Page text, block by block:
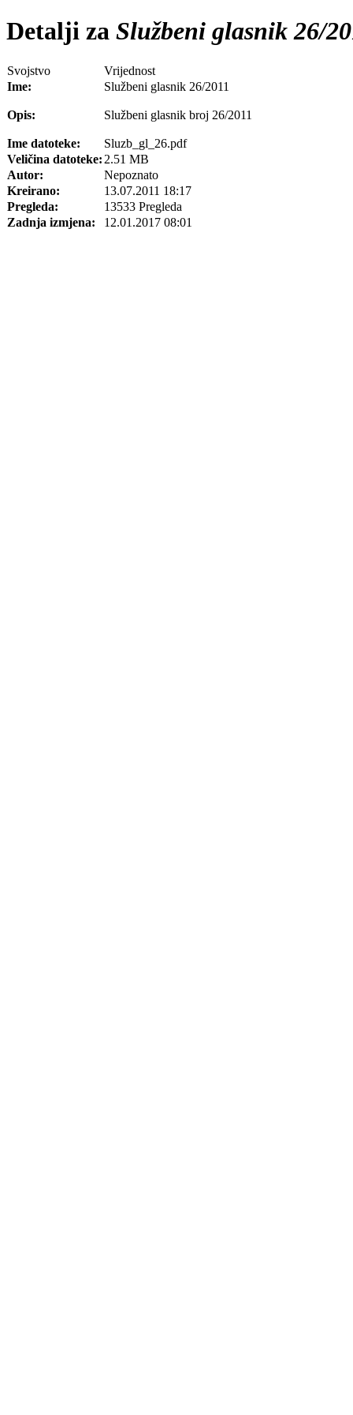
Detalji za Službeni glasnik 26/
Svojstvo
Vrijednost
Ime:
Službeni glasnik 26/2011
Opis: Službeni glasnik broj 26/2011
Ime datoteke:
Sluzb_gl_26.pdf
Veličina datoteke: 2.51 MB
Autor:
Nepoznato
Kreirano:
13.07.2011 18:17
Pregleda:
13533 Pregleda
Zadnja izmjena:
12.01.2017 08:01